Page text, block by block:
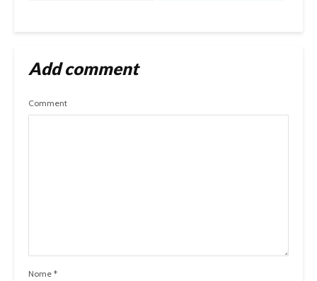
Add comment
Comment
Nome *